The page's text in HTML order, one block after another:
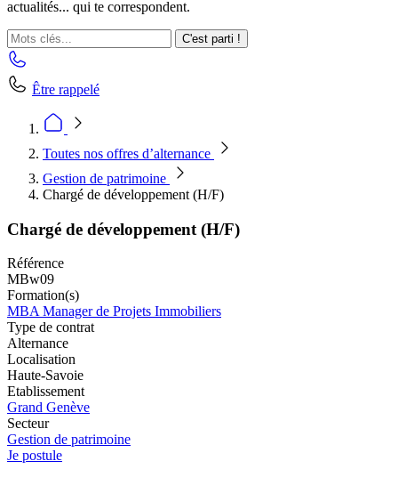
actualités... qui te correspondent.
C'est parti !
Être rappelé
Toutes nos offres d’alternance
Gestion de patrimoine
Chargé de développement (H/F)
Chargé de développement (H/F)
Référence
MBw09
Formation(s)
MBA Manager de Projets Immobiliers
Type de contrat
Alternance
Localisation
Haute-Savoie
Etablissement
Grand Genève
Secteur
Gestion de patrimoine
Je postule